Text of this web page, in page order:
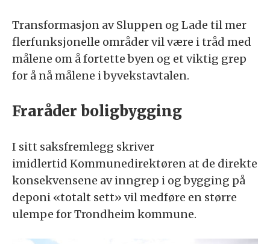
Transformasjon av Sluppen og Lade til mer
flerfunksjonelle områder vil være i tråd med
målene om å fortette byen og et viktig grep
for å nå målene i byvekstavtalen.
Fraråder boligbygging
I sitt saksfremlegg skriver
imidlertid Kommunedirektøren at de direkte
konsekvensene av inngrep i og bygging på
deponi «totalt sett» vil medføre en større
ulempe for Trondheim kommune.